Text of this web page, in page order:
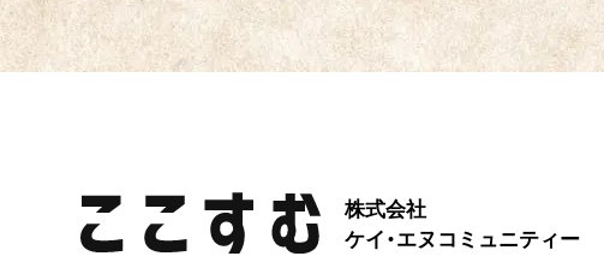
株式会社
ケイ・エヌコミュニティー